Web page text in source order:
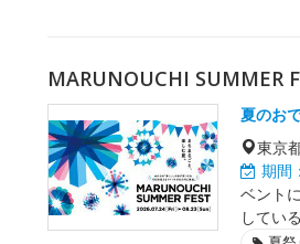
MARUNOUCHI SUMMER
夏のお
東京
期間：
ベント
してい